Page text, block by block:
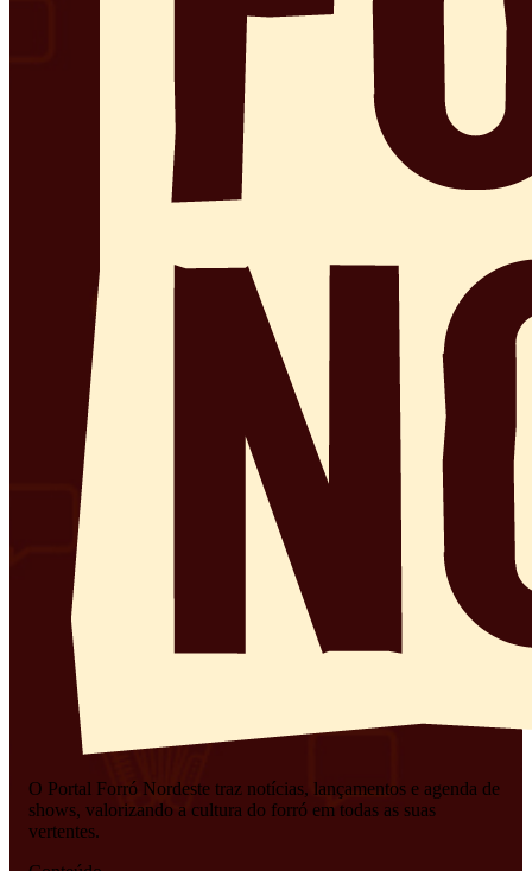
O Portal Forró Nordeste traz notícias, lançamentos e agenda de
shows, valorizando a cultura do forró em todas as suas
vertentes.